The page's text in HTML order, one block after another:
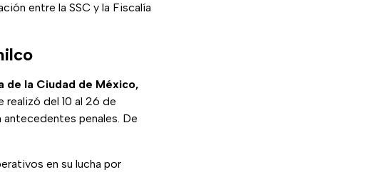
entre la SSC y la Fiscalía
de la Ciudad de México,
realizó del 10 al 26 de
penales. De
en su lucha por